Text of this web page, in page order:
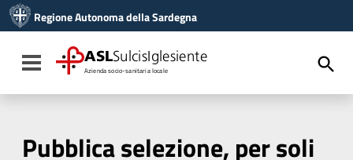
Vai al menu di navigazione
Vai al footer
Regione Autonoma della Sardegna
Toggle navigation
ASLSulcisIglesiente
Azienda socio-sanitaria locale
Pubblica selezione, per soli